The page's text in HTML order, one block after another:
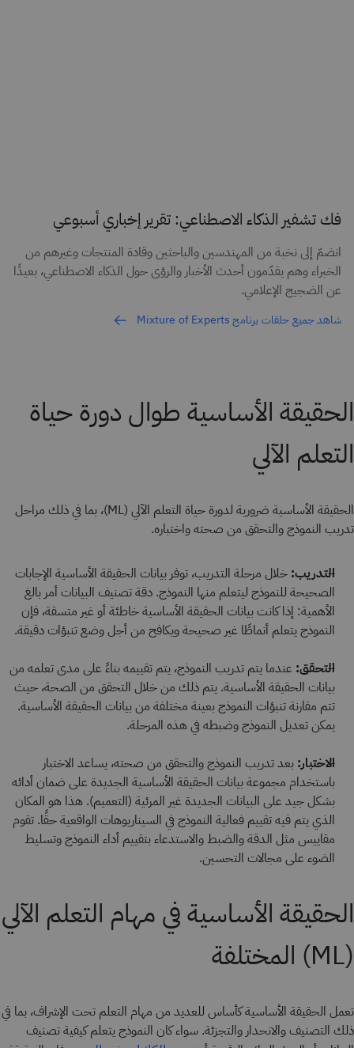
فك تشفير الذكاء الاصطناعي: تقرير إخباري أسبوعي
انضمّ إلى نخبة من المهندسين والباحثين وقادة المنتجات وغيرهم من
الخبراء وهم يقدّمون أحدث الأخبار والرؤى حول الذكاء الاصطناعي، بعيدًا
عن الضجيج الإعلامي.
شاهد جميع حلقات برنامج Mixture of Experts
الحقيقة الأساسية طوال دورة حياة
التعلم الآلي
الحقيقة الأساسية ضرورية لدورة حياة التعلم الآلي (ML)، بما في ذلك مراحل
تدريب النموذج والتحقق من صحته واختباره.
التدريب: خلال مرحلة التدريب، توفر بيانات الحقيقة الأساسية الإجابات
الصحيحة للنموذج ليتعلم منها النموذج. دقة تصنيف البيانات أمر بالغ
الأهمية: إذا كانت بيانات الحقيقة الأساسية خاطئة أو غير متسقة، فإن
النموذج يتعلم أنماطًا غير صحيحة ويكافح من أجل وضع تنبؤات دقيقة.
التحقق: عندما يتم تدريب النموذج، يتم تقييمه بناءً على مدى تعلمه من
بيانات الحقيقة الأساسية. يتم ذلك من خلال التحقق من الصحة، حيث
تتم مقارنة تنبؤات النموذج بعينة مختلفة من بيانات الحقيقة الأساسية.
يمكن تعديل النموذج وضبطه في هذه المرحلة.
الاختبار: بعد تدريب النموذج والتحقق من صحته، يساعد الاختبار
باستخدام مجموعة بيانات الحقيقة الأساسية الجديدة على ضمان أدائه
بشكل جيد على البيانات الجديدة غير المرئية (التعميم). هذا هو المكان
الذي يتم فيه تقييم فعالية النموذج في السيناريوهات الواقعية حقًا. تقوم
مقاييس مثل الدقة والضبط والاستدعاء بتقييم أداء النموذج وتسليط
الضوء على مجالات التحسين.
الحقيقة الأساسية في مهام التعلم الآلي
(ML) المختلفة
تعمل الحقيقة الأساسية كأساس للعديد من مهام التعلم تحت الإشراف، بما في
ذلك التصنيف والانحدار والتجزئة. سواء كان النموذج يتعلم كيفية تصنيف